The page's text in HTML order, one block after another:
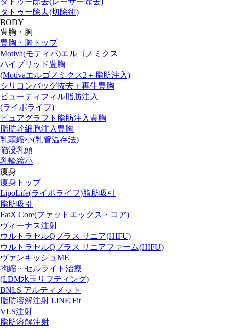
タトゥー除去(切除術)
BODY
豊胸・胸
豊胸・胸トップ
Motiva(モティバ)エルゴノミクス
ハイブリッド豊胸
(Motivaエルゴノミクス2＋脂肪注入)
シリコンバッグ抜去＋再生豊胸
ビューティフィル脂肪注入
(ライポライフ)
ピュアグラフト脂肪注入豊胸
脂肪幹細胞注入豊胸
乳頭縮小(乳管温存法)
陥没乳頭
乳輪縮小
痩身
痩身トップ
LipoLife(ライポライフ)脂肪吸引
脂肪吸引
FatX Core(ファットエックス・コア)
ヴィーナス注射
ウルトラセルQプラス リニア(HIFU)
ウルトラセルQプラス リニアファーム(HIFU)
ヴァンキッシュME
拘縮・セルライト治療
(LDM水玉リフティング)
BNLS アルティメット
脂肪溶解注射 LINE Fit
VLS注射
脂肪溶解注射